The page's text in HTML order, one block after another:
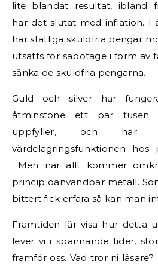
lite blandat resultat, ibland
har det slutat med inflation. I
har statliga skuldfria pengar
utsatts för sabotage i form av
sänka de skuldfria pengarna.
Guld och silver har
åtminstone ett par tusen
uppfyller, och har
värdelagringsfunktionen
Men när allt kommer
princip oanvändbar metall.
bittert fick erfara så kan man
Framtiden lär visa hur detta
lever vi i spännande tider,
framför oss. Vad tror ni